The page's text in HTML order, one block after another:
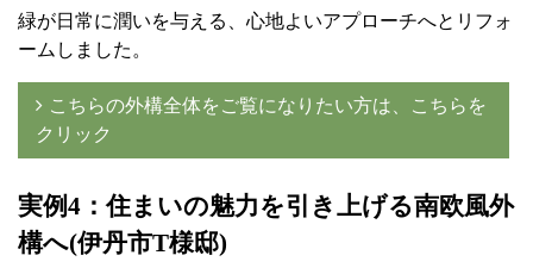
緑が日常に潤いを与える、心地よいアプローチへとリフォ
ームしました。
こちらの外構全体をご覧になりたい方は、こちらを
クリック
実例4 ：住まいの魅力を引き上げる南欧風外
構へ(伊丹市T様邸)